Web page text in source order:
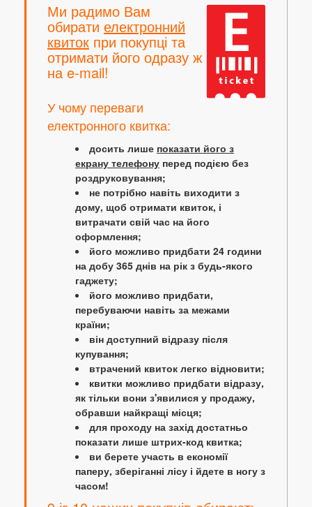
Ми радимо Вам
обирати електронний
квиток при покупці та
отримати його одразу ж
на e-mail!
У чому переваги
електронного квитка:
досить лише показати його з
екрану телефону перед подією без
роздруковування;
не потрібно навіть виходити з
дому, щоб отримати квиток, і
витрачати свій час на його
оформлення;
його можливо придбати 24 години
на добу 365 днів на рік з будь-якого
гаджету;
його можливо придбати,
перебуваючи навіть за межами
країни;
він доступний відразу після
купування;
втрачений квиток легко відновити;
квитки можливо придбати відразу,
як тільки вони з'явилися у продажу,
обравши найкращі місця;
для проходу на захід достатньо
показати лише штрих-код квитка;
ви берете участь в економії
паперу, зберіганні лісу і йдете в ногу з
часом!